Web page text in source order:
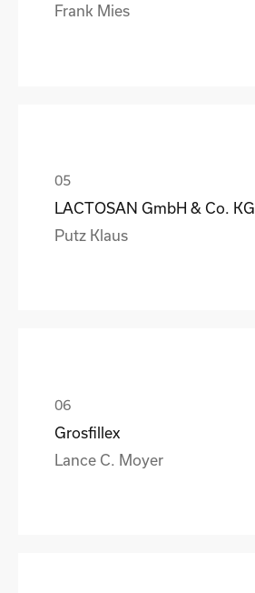
Frank Mies
LACTOSAN GmbH & Co. KG
Putz Klaus
Grosfillex
Lance C. Moyer